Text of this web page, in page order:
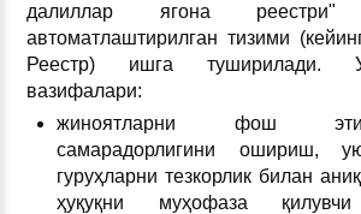
далиллар ягона реестри"
автоматлаштирилган тизими
Реестр) ишга туширилади.
вазифалари:
жиноятларни фош
самарадорлигини ошириш,
гуруҳларни тезкорлик билан
ҳуқуқни муҳофаза қилувчи